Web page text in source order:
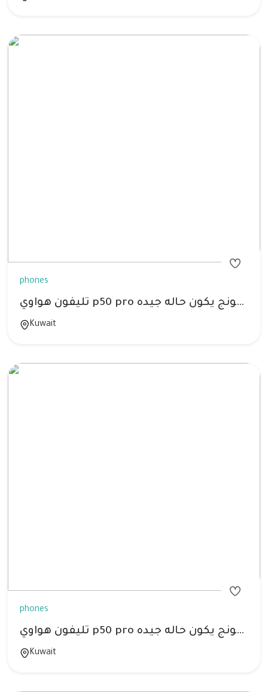
phones
تليفون هواوي p50 pro للبدل مع سامسونج يكون حاله جيده
Kuwait
phones
تليفون هواوي p50 pro للبدل مع سامسونج يكون حاله جيده
Kuwait